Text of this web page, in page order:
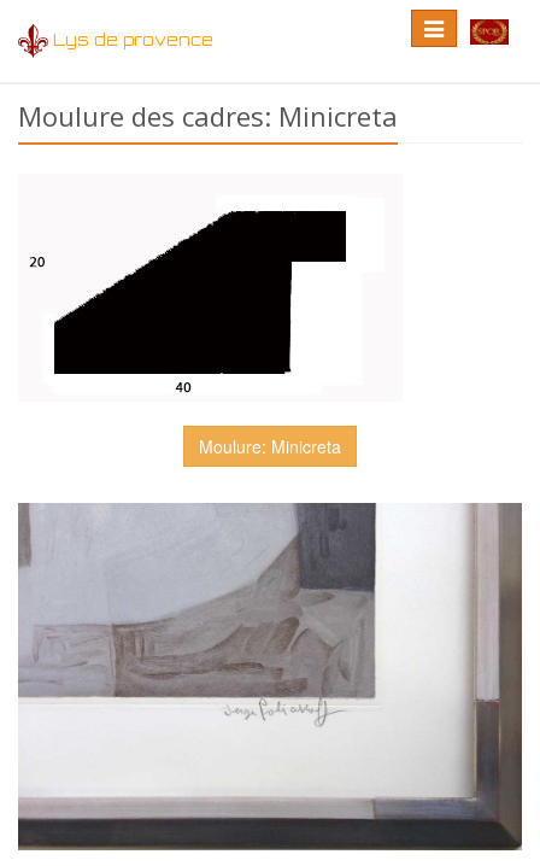
Lys de provence
Toggle
language
Toggle
navigation
Moulure des cadres: Minicreta
Moulure: Minicreta